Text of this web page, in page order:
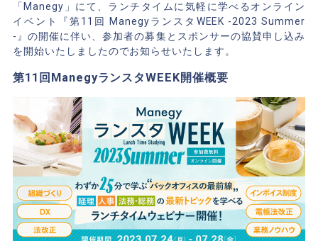
「Manegy」にて、ランチタイムに気軽に学べるオンライン
イベント『第11回 ManegyランスタWEEK -2023 Summer
-』の開催に伴い、参加者の募集とスポンサーの協賛申し込み
を開始いたしましたのでお知らせいたします。
第11回ManegyランスタWEEK開催概要